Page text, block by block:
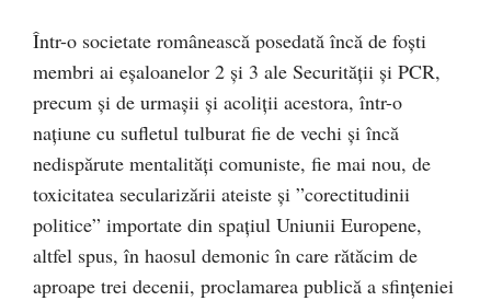
Într-o societate românească posedată încă de foști
membri ai eșaloanelor 2 și 3 ale Securității și PCR,
precum și de urmașii și acoliții acestora, într-o
națiune cu sufletul tulburat fie de vechi și încă
nedispărute mentalități comuniste, fie mai nou, de
toxicitatea secularizării ateiste și ”corectitudinii
politice” importate din spațiul Uniunii Europene,
altfel spus, în haosul demonic în care rătăcim de
aproape trei decenii, proclamarea publică a sfințeniei